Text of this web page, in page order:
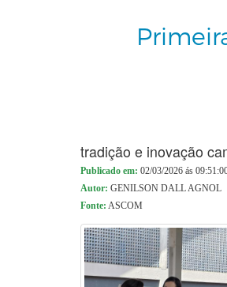
tradição e inovação
Publicado em: 02/03/2026 ás
Autor: GENILSON DALL AGNOL
Fonte: ASCOM